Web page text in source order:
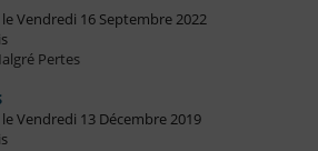
Vendredi 16 Septembre 2022
Pertes
Vendredi 13 Décembre 2019